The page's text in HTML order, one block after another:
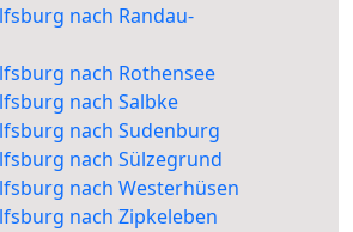
nach Randau-
nach Rothensee
nach Salbke
nach Sudenburg
nach Sülzegrund
nach Westerhüsen
nach Zipkeleben